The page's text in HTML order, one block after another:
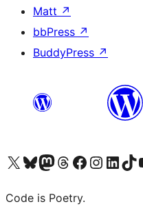
Matt ↗
bbPress ↗
BuddyPress ↗
Visita il nostro account X (ex Twitter)
Visita il nostro account Bluesky
Visita il nostro account Mastodon
Visita il nostro account Threads
Visita la nostra pagina
Visita il nostro
Visita il nostro
Visita il
Code is Poetry.